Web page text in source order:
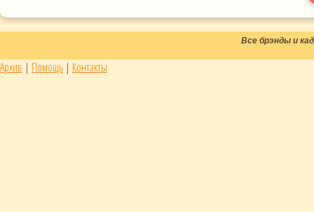
Все брэнды и
Архив | Помощь | Контакты